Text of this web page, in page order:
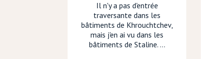
Il n'y a pas d'entrée
traversante dans les
bâtiments de Khrouchtchev,
mais j'en ai vu dans les
bâtiments de Staline. ...